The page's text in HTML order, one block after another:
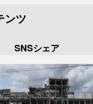
ンツ
SNSシェア